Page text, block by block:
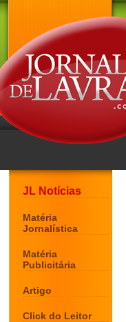
JL Notícias
Matéria
Jornalística
Matéria
Publicitária
Artigo
Click do Leitor